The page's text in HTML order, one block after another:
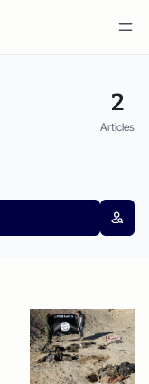
2
Articles